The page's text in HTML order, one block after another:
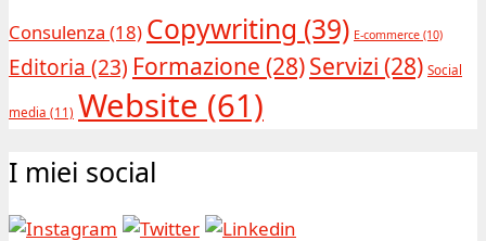
Consulenza (18) Copywriting (39) E-commerce (10)
Editoria (23) Formazione (28)Servizi (28) Social
media (11) Website (61)
I miei social